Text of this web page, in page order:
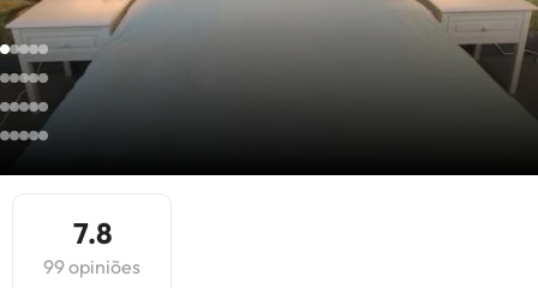
7.8
99 opiniões